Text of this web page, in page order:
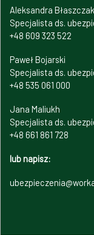
Aleksandra Błaszczak
Specjalista ds.
+48 609 323 522
Paweł Bojarski
Specjalista ds.
+48 535 061 000
Jana Maliukh
Specjalista ds.
+48 661 861 728
lub napisz: